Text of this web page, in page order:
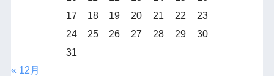
17
18 19 20 21 22
23
24
25 26 27 28 29
30
31
« 12月